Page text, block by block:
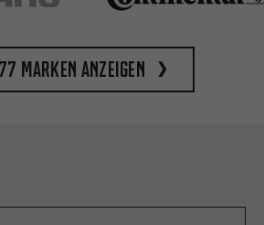
Marken anzeigen